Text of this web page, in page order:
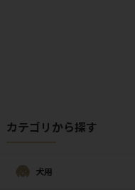
カテゴリから探す
犬用